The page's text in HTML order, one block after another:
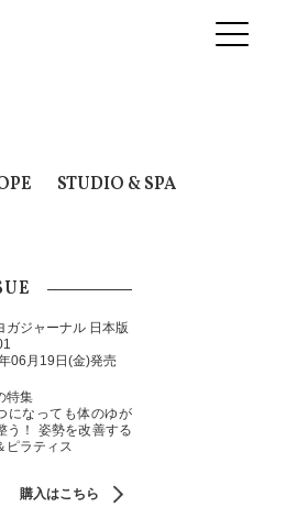
STUDIO & SPA
ガジャーナル 日本版
06月19日(金)発売
特集
になっても体のゆが
う！ 姿勢を改善する
ピラティス
購入はこちら